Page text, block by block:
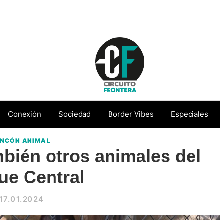
Conéctate
con
la
Conexión Sociedad Border Vibes Especiales
ANIMAL
otros animales del
Central
17.01.2024